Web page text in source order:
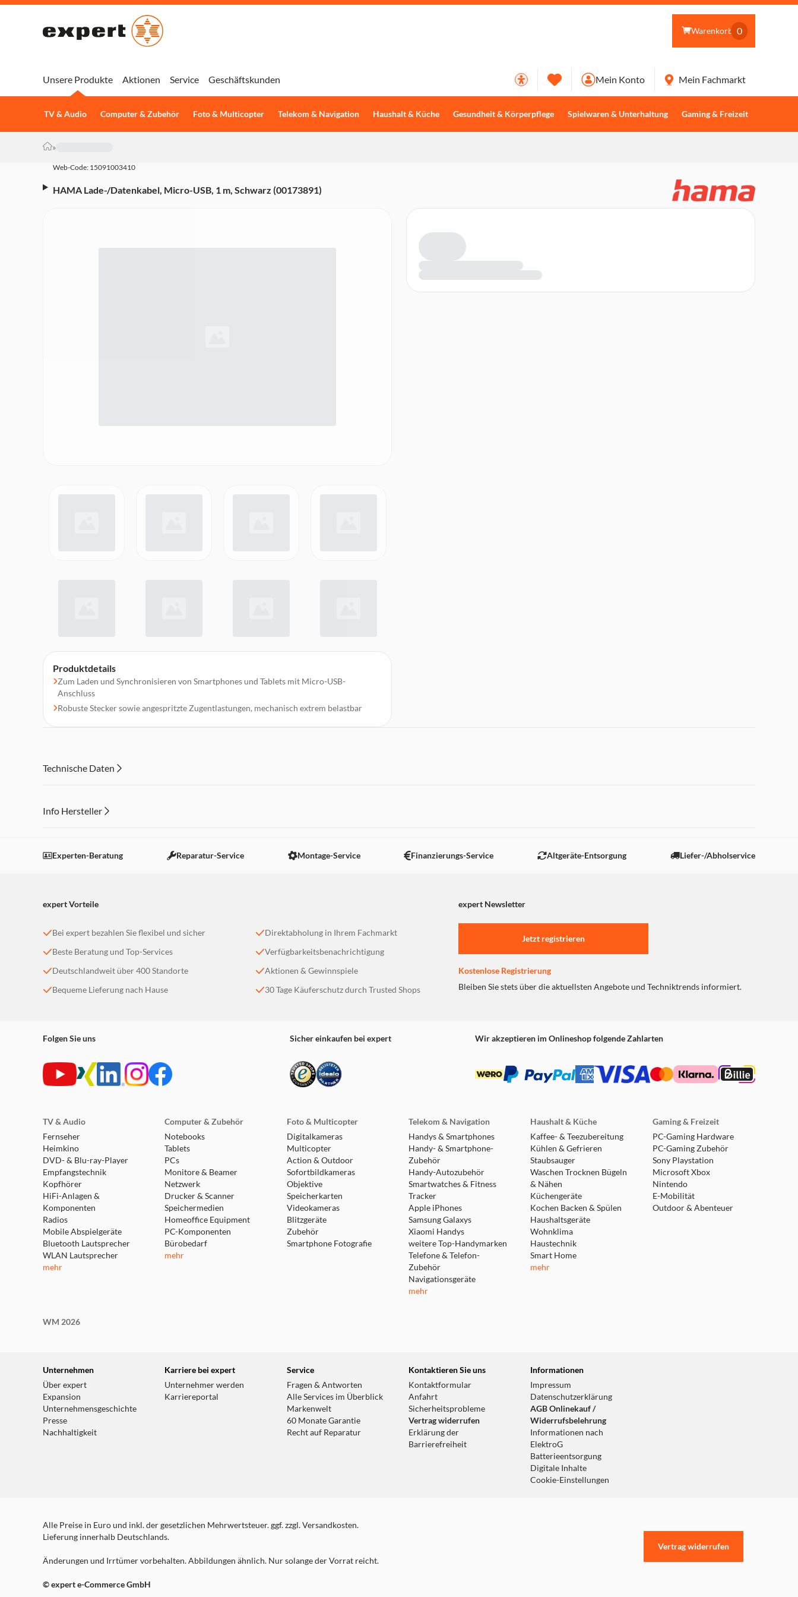
Warenkorb 0
Unsere Produkte
TV & Audio Computer & Zubehör Foto & Multicopter Telekom & Navigation Haushalt & Küche Gesundheit & Körperpflege Spielwaren & Unterhaltung Gaming & Freizeit
Aktionen Service Geschäftskunden Mein Konto Mein Fachmarkt
»
Web-Code: 15091003410
HAMA Lade-/Datenkabel, Micro-USB, 1 m, Schwarz (00173891)
Produktdetails
Zum Laden und Synchronisieren von Smartphones und Tablets mit Micro-USB-
Anschluss
Robuste Stecker sowie angespritzte Zugentlastungen, mechanisch extrem belastbar
Technische Daten
Info Hersteller
Einstellungen anpassen
Experten-Beratung Reparatur-Service Montage-Service Finanzierungs-Service Altgeräte-Entsorgung Liefer-/Abholservice
expert Vorteile expert Newsletter
Bei expert bezahlen Sie flexibel und sicher
Beste Beratung und Top-Services
Deutschlandweit über 400 Standorte
Bequeme Lieferung nach Hause
Direktabholung in Ihrem Fachmarkt
Verfügbarkeitsbenachrichtigung
Aktionen & Gewinnspiele
30 Tage Käuferschutz durch Trusted Shops
Jetzt registrieren
Kostenlose Registrierung
Bleiben Sie stets über die aktuellsten Angebote und Techniktrends informiert.
Folgen Sie uns Sicher einkaufen bei expert Wir akzeptieren im Onlineshop folgende Zahlarten
TV & Audio
Fernseher
Heimkino
DVD- & Blu-ray-Player
Empfangstechnik
Kopfhörer
HiFi-Anlagen &
Komponenten
Radios
Mobile Abspielgeräte
Bluetooth Lautsprecher
WLAN Lautsprecher
mehr
Computer & Zubehör
Notebooks
Tablets
PCs
Monitore & Beamer
Netzwerk
Drucker & Scanner
Speichermedien
Homeoffice Equipment
PC-Komponenten
Bürobedarf
mehr
Foto & Multicopter
Digitalkameras
Multicopter
Action & Outdoor
Sofortbildkameras
Objektive
Speicherkarten
Videokameras
Blitzgeräte
Zubehör
Smartphone Fotografie
Telekom & Navigation
Handys & Smartphones
Handy- & Smartphone-
Zubehör
Handy-Autozubehör
Smartwatches & Fitness
Tracker
Apple iPhones
Samsung Galaxys
Xiaomi Handys
weitere Top-Handymarken
Telefone & Telefon-
Zubehör
Navigationsgeräte
mehr
Haushalt & Küche
Kaffee- & Teezubereitung
Kühlen & Gefrieren
Staubsauger
Waschen Trocknen Bügeln
& Nähen
Küchengeräte
Kochen Backen & Spülen
Haushaltsgeräte
Wohnklima
Haustechnik
Smart Home
mehr
Gaming & Freizeit
PC-Gaming Hardware
PC-Gaming Zubehör
Sony Playstation
Microsoft Xbox
Nintendo
E-Mobilität
Outdoor & Abenteuer
WM 2026
Unternehmen
Über expert
Expansion
Unternehmensgeschichte
Presse
Nachhaltigkeit
Karriere bei expert
Unternehmer werden
Karriereportal
Service
Fragen & Antworten
Alle Services im Überblick
Markenwelt
60 Monate Garantie
Recht auf Reparatur
Kontaktieren Sie uns
Kontaktformular
Anfahrt
Sicherheitsprobleme
Vertrag widerrufen
Erklärung der
Barrierefreiheit
Informationen
Impressum
Datenschutzerklärung
AGB Onlinekauf /
Widerrufsbelehrung
Informationen nach
ElektroG
Batterieentsorgung
Digitale Inhalte
Cookie-Einstellungen
Alle Preise in Euro und inkl. der gesetzlichen Mehrwertsteuer. ggf. zzgl. Versandkosten.
Lieferung innerhalb Deutschlands.
Änderungen und Irrtümer vorbehalten. Abbildungen ähnlich. Nur solange der Vorrat reicht.
© expert e-Commerce GmbH
Vertrag widerrufen